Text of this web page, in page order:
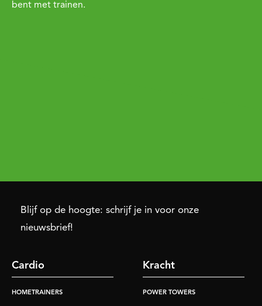
bent met trainen.
Blijf op de hoogte: schrijf je in voor onze
nieuwsbrief!
Cardio
HOMETRAINERS
Kracht
POWER TOWERS